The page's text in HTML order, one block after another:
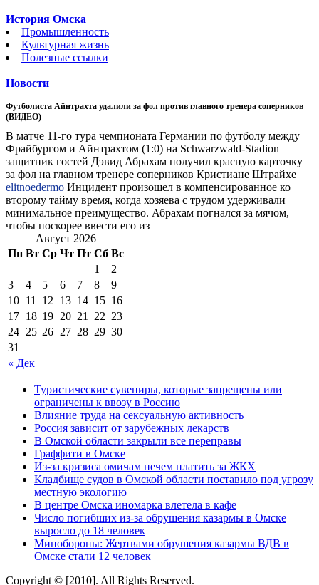
История Омска
Промышленность
Культурная жизнь
Полезные ссылки
Новости
Футболиста Айнтрахта удалили за фол против главного тренера соперников
(ВИДЕО)
В матче 11-го тура чемпионата Германии по футболу между
Фрайбургом и Айнтрахтом (1:0) на Schwarzwald-Stadion
защитник гостей Дэвид Абрахам получил красную карточку
за фол на главном тренере соперников Кристиане Штрайхе
elitnoedermo Инцидент произошел в компенсированное ко
второму тайму время, когда хозяева с трудом удерживали
минимальное преимущество. Абрахам погнался за мячом,
чтобы поскорее ввести его из
Август 2026
Пн Вт Ср Чт Пт Сб Вс
« Дек
1
2
3
4 5 6 7 8
9
10 11 12 13 14 15 16
17 18 19 20 21 22 23
24 25 26 27 28 29 30
31
Туристические сувениры, которые запрещены или
ограничены к ввозу в Россию
Влияние труда на сексуальную активность
Россия зависит от зарубежных лекарств
В Омской области закрыли все переправы
Граффити в Омске
Из-за кризиса омичам нечем платить за ЖКХ
Кладбище судов в Омской области поставило под угрозу
местную экологию
В центре Омска иномарка влетела в кафе
Число погибших из-за обрушения казармы в Омске
выросло до 18 человек
Минобороны: Жертвами обрушения казармы ВДВ в
Омске стали 12 человек
Copyright © [2010]. All Rights Reserved.